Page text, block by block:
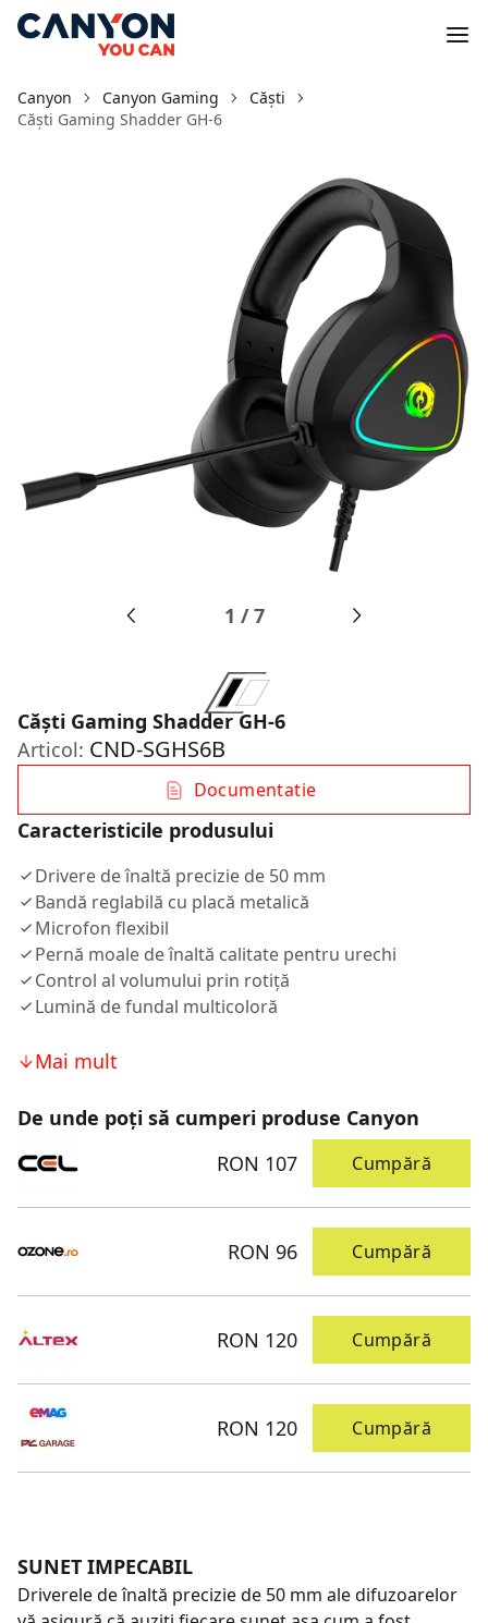
Canyon Canyon Gaming
Căști
Căști Gaming Shadder GH-6
1 /7
Căști Gaming Shadder GH-6
Articol: CND-SGHS6B
Documentatie
Caracteristicile produsului
Drivere de înaltă precizie de 50 mm
Bandă reglabilă cu placă metalică
Microfon flexibil
Pernă moale de înaltă calitate pentru urechi
Control al volumului prin rotiță
Lumină de fundal multicoloră
Mai mult
De unde poți să cumperi produse Canyon
RON 107
Cumpără
RON 96 Cumpără
RON 120 Cumpără
RON 120 Cumpără
SUNET IMPECABIL
Driverele de înaltă precizie de 50 mm ale difuzoarelor